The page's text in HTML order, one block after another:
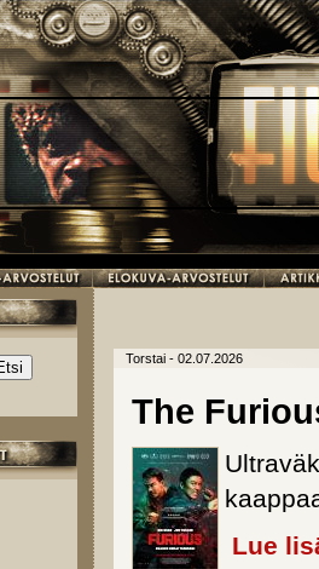
Torstai - 02.07.2026
The
Lue